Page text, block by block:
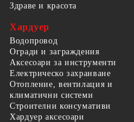
Здраве и красота
Хардуер
Водопровод
Огради и заграждения
Аксесоари за инструменти
Електрическо захранване
Отопление, вентилация и
климатични системи
Строителни консумативи
Хардуер аксесоари